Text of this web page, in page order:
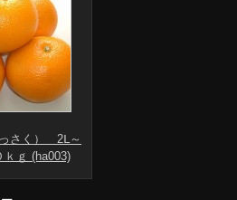
さく） 2Ⅼ～
ｇ (ha003)